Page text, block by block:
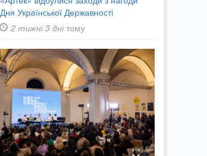
Дня Української Державності
2 тижні 3 днітому